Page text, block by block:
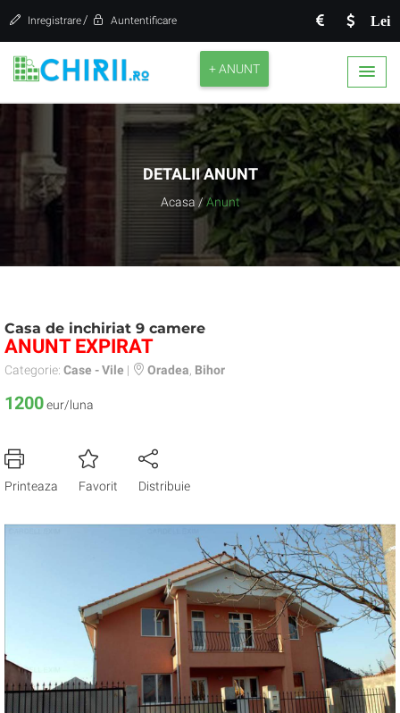
Lei
Inregistrare / Auntentificare
+ ANUNT
DETALII ANUNT
Acasa / Anunt
Casa de inchiriat 9 camere
ANUNT EXPIRAT
Categorie: Case - Vile | Oradea Bihor
1200eur/luna
Printeaza Favorit Distribuie